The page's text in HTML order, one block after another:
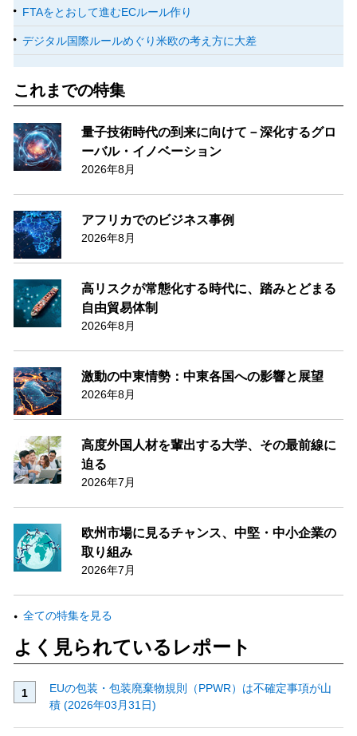
FTAをとおして進むECルール作り
デジタル国際ルールめぐり米欧の考え方に大差
これまでの特集
量子技術時代の到来に向けて－深化するグロ
ーバル・イノベーション
2026年8月
アフリカでのビジネス事例
2026年8月
高リスクが常態化する時代に、踏みとどまる
自由貿易体制
2026年8月
激動の中東情勢：中東各国への影響と展望
2026年8月
高度外国人材を輩出する大学、その最前線に
迫る
2026年7月
欧州市場に見るチャンス、中堅・中小企業の
取り組み
2026年7月
全ての特集を見る
よく見られているレポート
EUの包装・包装廃棄物規則（PPWR）は不確定事項が山
積 (2026年03月31日)